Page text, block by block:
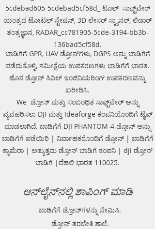
5cdebad605-5cdebad5cf58d_ ಟೂಲ್ ಸಾಫ್ಟ್‌ವೇರ್
ಯಂತ್ರದ ಟೋಟಲ್ ಸ್ಟೇಷನ್, 3D ಲೇಸರ್ ಸ್ಕ್ಯಾನರ್, ಲಿಡಾರ್
ತಂತ್ರಜ್ಞಾನ, RADAR_cc781905-5cde-3194-bb3b-
136bad5cf58d.
ಬಾಡಿಗೆಗೆ GPR, UAV ಡ್ರೋನ್‌ಗಳು, DGPS ಅನ್ನು ಬಾಡಿಗೆಗೆ
ಪಡೆದುಕೊಳ್ಳಿ, ಸಮೀಕ್ಷೆಯ ಉಪಕರಣಗಳು ಬಾಡಿಗೆಗೆ ಭಾರತ.
ಹೊಸ ಡ್ರೋನ್ ಸಿವಿಲ್ ಇಂಜಿನಿಯರಿಂಗ್ ಉಪಕರಣವನ್ನು
ಖರೀದಿಸಿ.
We ಡ್ರೋನ್ ಮತ್ತು ಸಂಬಂಧಿತ ಸಾಫ್ಟ್‌ವೇರ್ ಅನ್ನು
ವ್ಯವಹರಿಸಲು DJI ಮತ್ತು Ideaforge ಕಂಪನಿಯೊಂದಿಗೆ ಟೈಪ್
ಮಾಡಲಾಗಿದೆ. ಬಾಡಿಗೆಗೆ DJI PHANTOM-4 ಡ್ರೋನ್ ಅನ್ನು
ಬಾಡಿಗೆಗೆ ಪಡೆಯಿರಿ | ನಿರ್ವಾಹಕರೊಂದಿಗೆ ಡ್ರೋನ್ | ಬಾಡಿಗೆಗೆ
ಕ್ಯಾಮೆರಾ | ಅತ್ಯುತ್ತಮ ಡ್ರೋನ್ ಬಾಡಿಗೆ ಕಂಪನಿ | dji ಡ್ರೋನ್
ಬಾಡಿಗೆ |ದೆಹಲಿ ಭಾರತ 110025.
ಆನ್‌ಲೈನ್‌ನಲ್ಲಿ ಶಾಪಿಂಗ್ ಮಾಡಿ
ಬಾಡಿಗೆಗೆ ಡ್ರೋನ್‌ಗಳನ್ನು ನೇಮಿಸಿ.
ಡ್ರೋನ್ ತರಬೇತಿ ಶಾಲೆ.